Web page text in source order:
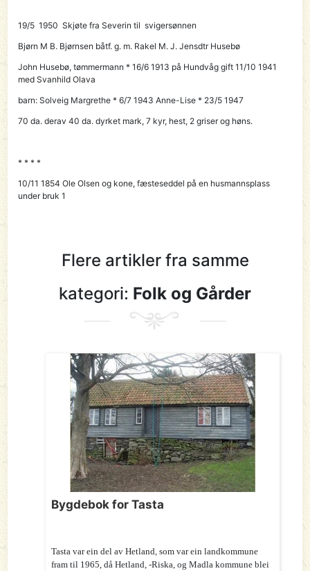
19/5 1950 Skjøte fra Severin til svigersønnen
Bjørn M B. Bjørnsen båtf. g. m. Rakel M. J. Jensdtr Husebø
John Husebø, tømmermann * 16/6 1913 på Hundvåg gift 11/10 1941
med Svanhild Olava
barn: Solveig Margrethe * 6/7 1943 Anne-Lise * 23/5 1947
70 da. derav 40 da. dyrket mark, 7 kyr, hest, 2 griser og høns.
* * * *
10/11 1854 Ole Olsen og kone, fæsteseddel på en husmannsplass
under bruk 1
Flere artikler fra samme
kategori: Folk og Gårder
Bygdebok for Tasta
Tasta var ein del av Hetland, som var ein landkommune
fram til 1965, då Hetland, -Riska, og Madla kommune blei